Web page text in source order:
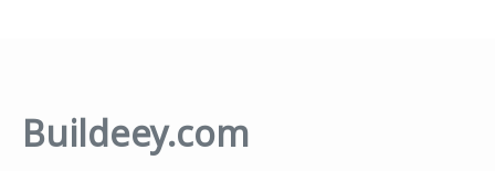
Buildeey.com